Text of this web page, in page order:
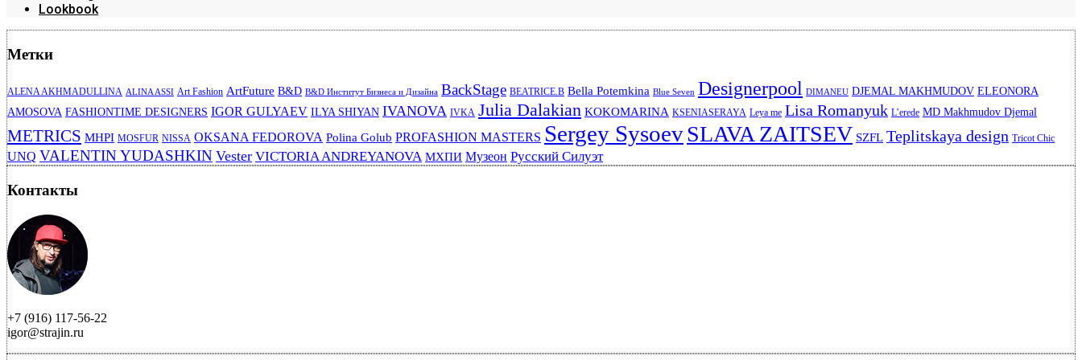
Lookbook
Метки
ALENA AKHMADULLINA ALINA ASSI Art Fashion ArtFuture B&D B&D Институт Бизнеса и Дизайна BackStage BEATRICE.B Bella Potemkina Blue Seven Designerpool DIMANEU DJEMAL MAKHMUDOV ELEONORA
AMOSOVA FASHIONTIME DESIGNERS IGOR GULYAEV ILYA SHIYAN IVANOVA IVKA Julia Dalakian KOKOMARINA KSENIASERAYA Leya me Lisa Romanyuk L’erede MD Makhmudov Djemal
METRICS MHPI MOSFUR NISSA OKSANA FEDOROVA Polina Golub PROFASHION MASTERS Sergey SysoevSLAVA ZAITSEV SZFL Teplitskaya design Tricot Chic
UNQ VALENTIN YUDASHKIN Vester VICTORIA ANDREYANOVA МХПИ Музеон Русский Силуэт
Контакты
+7 (916) 117-56-22
igor@strajin.ru